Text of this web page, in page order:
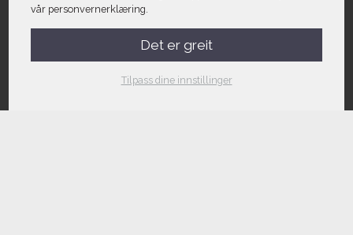
vår personvernerklæring.
Det er greit
Tilpass dine innstillinger